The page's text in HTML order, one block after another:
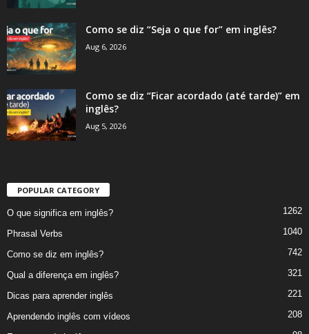
Como se diz “Seja o que for” em inglês?
Aug 6, 2026
Como se diz “Ficar acordado (até tarde)” em
inglês?
Aug 5, 2026
POPULAR CATEGORY
O que significa em inglês? 1262
Phrasal Verbs 1040
Como se diz em inglês? 742
Qual a diferença em inglês? 321
Dicas para aprender inglês 221
Aprendendo inglês com vídeos 208